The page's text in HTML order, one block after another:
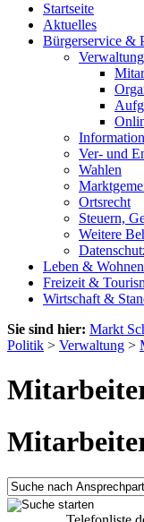
Startseite
Aktuelles
Bürgerservice &
Verwaltung
Ver- und
Wahlen
Ortsrecht
Steuern,
Weitere
Leben & Wohnen
Freizeit &
Wirtschaft &
Sie sind hier: Markt
Politik > Verwaltung >